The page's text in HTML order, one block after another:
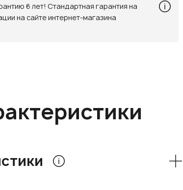
6 лет! Стандартная гарантия на
на сайте интернет-магазина